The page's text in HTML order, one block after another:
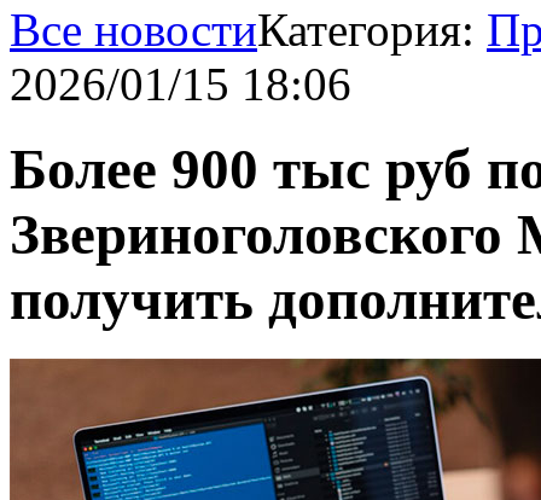
Все новостиКатегория:
2026/01/15 18:06
Более 900 тыс руб
получить